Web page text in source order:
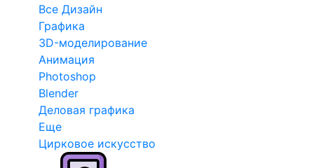
Все Дизайн
Графика
3D-моделирование
Анимация
Photoshop
Blender
Деловая графика
Еще
Цирковое искусство